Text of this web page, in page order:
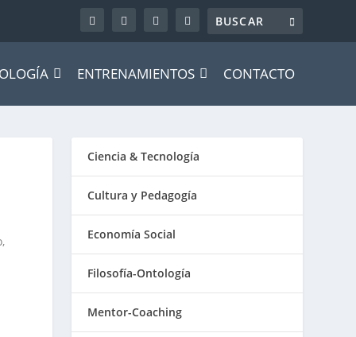
ENTRENAMIENTOS CONTACTO
Ciencia & Tecnología
Cultura y Pedagogía
Economía Social
Filosofía-Ontología
Mentor-Coaching